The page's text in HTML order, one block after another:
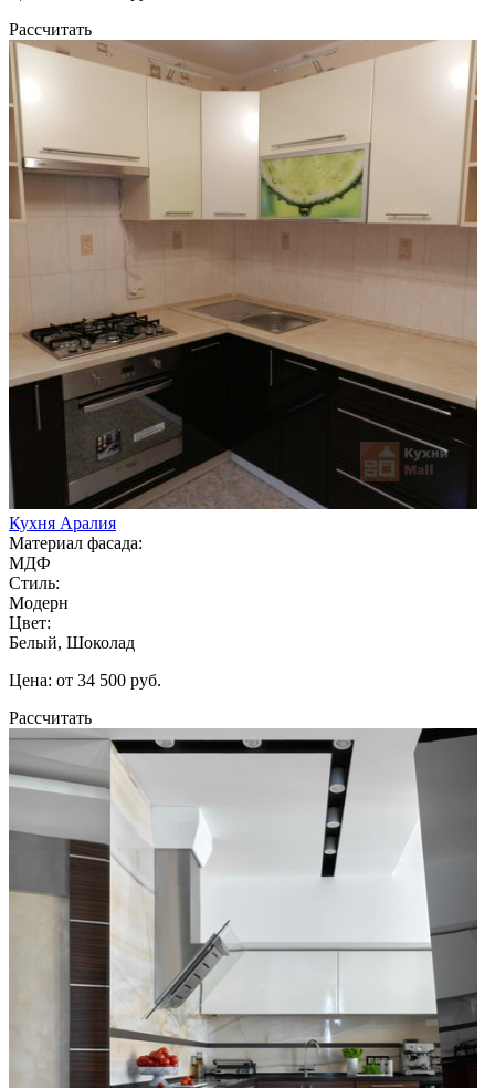
Рассчитать
Кухня Аралия
Материал фасада:
МДФ
Стиль:
Модерн
Цвет:
Белый, Шоколад
Цена: от 34 500 руб.
Рассчитать